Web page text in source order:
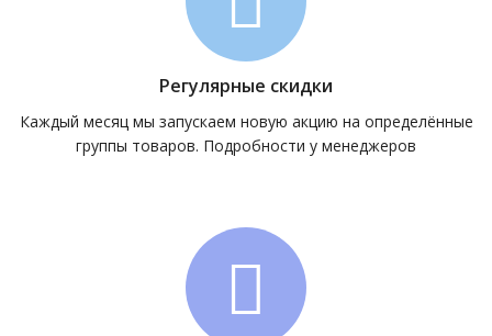
Регулярные скидки
Каждый месяц мы запускаем новую акцию на определённые
группы товаров. Подробности у менеджеров